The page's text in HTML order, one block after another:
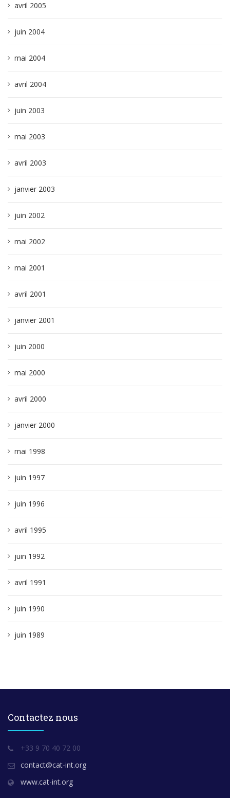
avril 2005
juin 2004
mai 2004
avril 2004
juin 2003
mai 2003
avril 2003
janvier 2003
juin 2002
mai 2002
mai 2001
avril 2001
janvier 2001
juin 2000
mai 2000
avril 2000
janvier 2000
mai 1998
juin 1997
juin 1996
avril 1995
juin 1992
avril 1991
juin 1990
juin 1989
Contactez nous
+33 9 70 40 72 00
contact@cat-int.org
www.cat-int.org